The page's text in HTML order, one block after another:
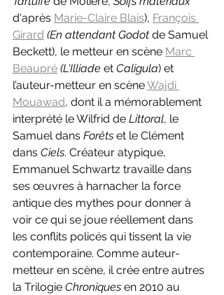
d'après Marie-Claire Blais), François
Girard (En attendant Godot de Samuel
Beckett), le metteur en scène Marc
Beaupré (L'Illiade et Caligula) et
l’auteur-metteur en scène Wajdi
Mouawad, dont il a mémorablement
interprété le Wilfrid de Littoral, le
Samuel dans Forêts et le Clément
dans Ciels. Créateur atypique,
Emmanuel Schwartz travaille dans
ses œuvres à harnacher la force
antique des mythes pour donner à
voir ce qui se joue réellement dans
les conflits policés qui tissent la vie
contemporaine. Comme auteur-
metteur en scène, il crée entre autres
la Trilogie Chroniques en 2010 au